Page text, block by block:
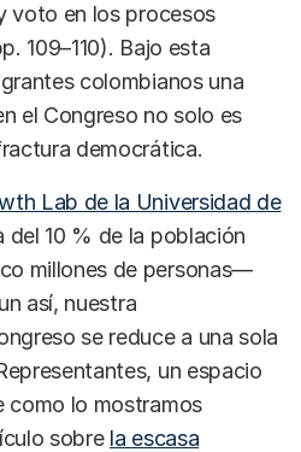
voto en los procesos
109–110). Bajo esta
colombianos una
el Congreso no solo es
democrática.
Lab de la Universidad de
del 10 % de la población
millones de personas—
así, nuestra
se reduce a una sola
un espacio
como lo mostramos
sobre la escasa